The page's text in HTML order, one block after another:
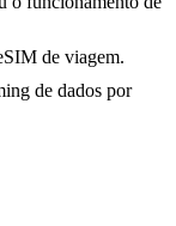
de viagem.
de dados por